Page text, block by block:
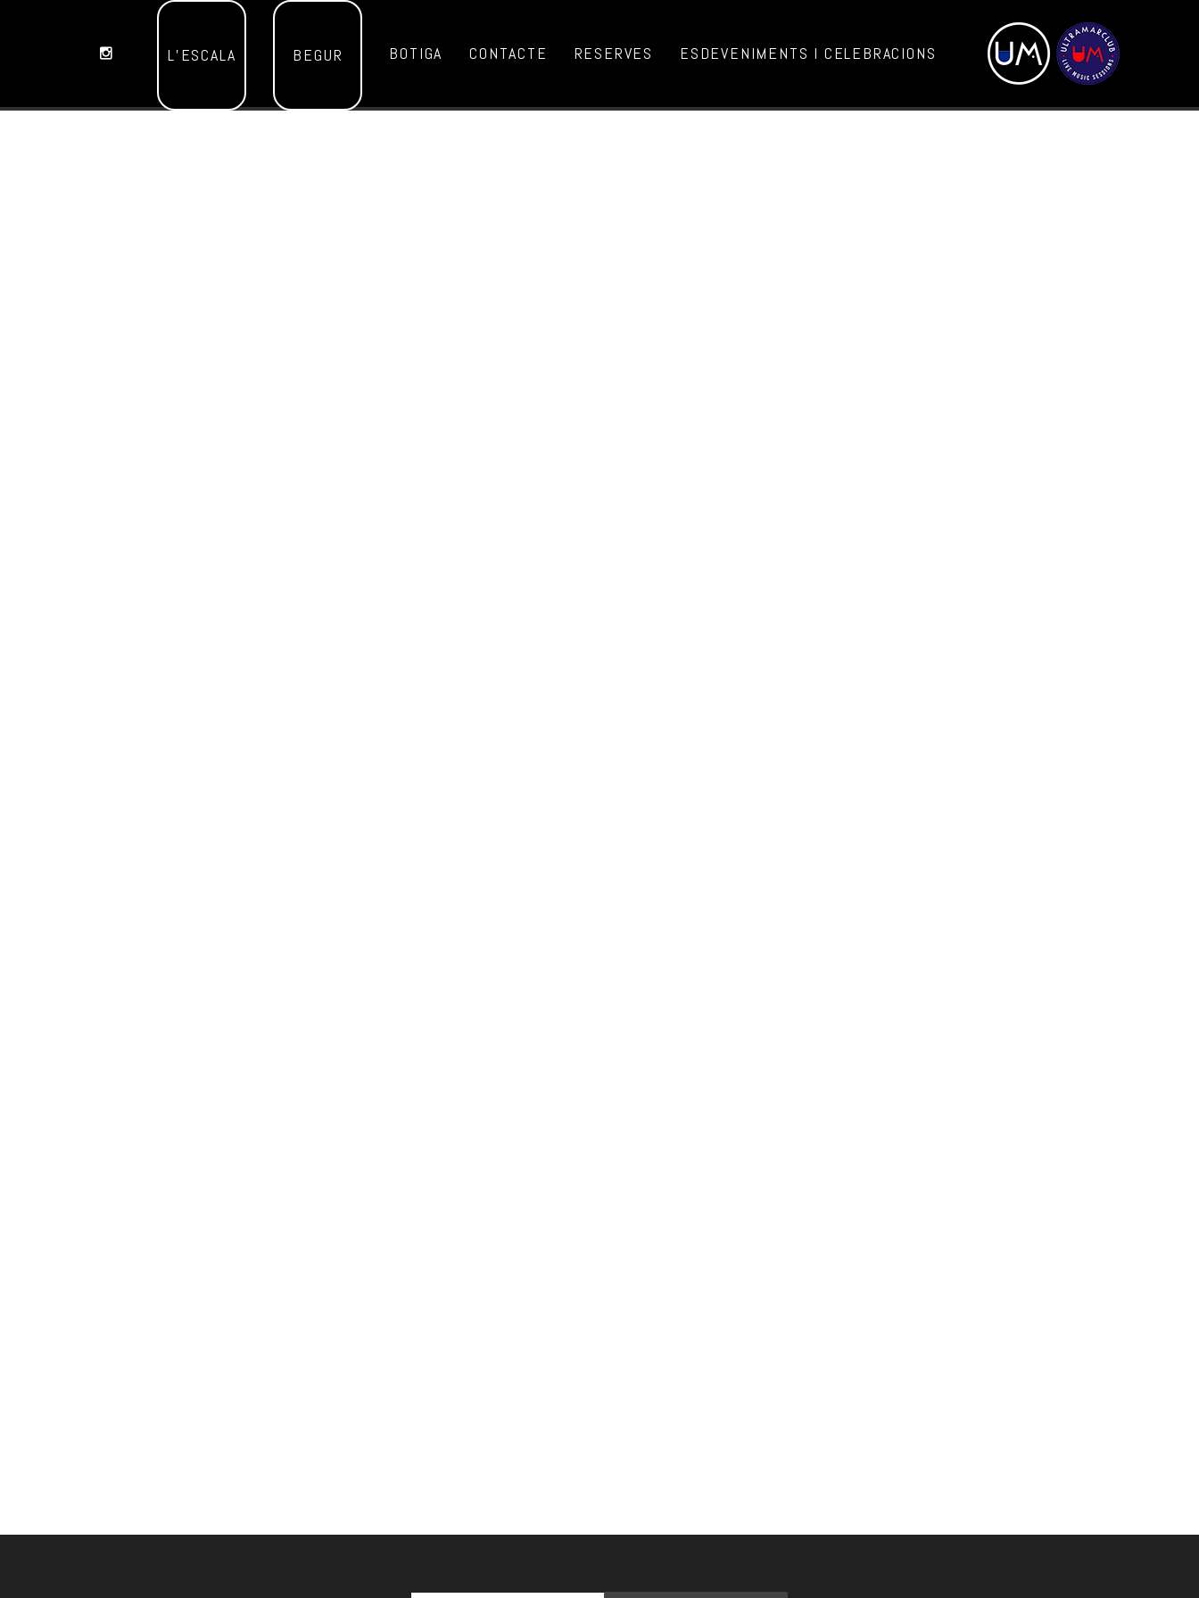
L’ESCALA BEGUR BOTIGA CONTACTE RESERVES ESDEVENIMENTS I CELEBRACIONS